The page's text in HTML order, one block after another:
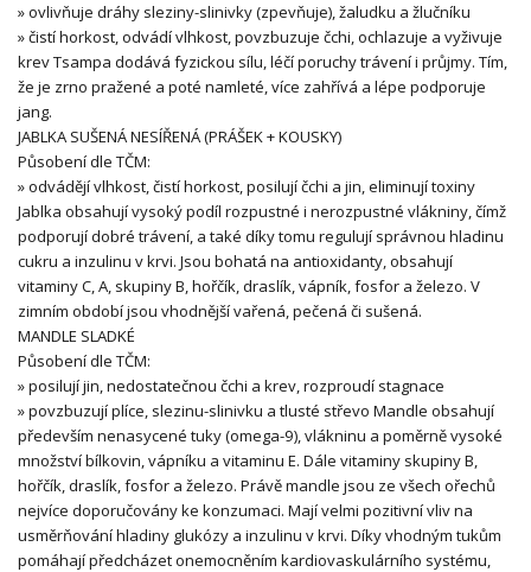
» ovlivňuje dráhy sleziny-slinivky (zpevňuje), žaludku a žlučníku
» čistí horkost, odvádí vlhkost, povzbuzuje čchi, ochlazuje a vyživuje
krev Tsampa dodává fyzickou sílu, léčí poruchy trávení i průjmy. Tím,
že je zrno pražené a poté namleté, více zahřívá a lépe podporuje
jang.
JABLKA SUŠENÁ NESÍŘENÁ (PRÁŠEK + KOUSKY)
Působení dle TČM:
» odvádějí vlhkost, čistí horkost, posilují čchi a jin, eliminují toxiny
Jablka obsahují vysoký podíl rozpustné i nerozpustné vlákniny, čímž
podporují dobré trávení, a také díky tomu regulují správnou hladinu
cukru a inzulinu v krvi. Jsou bohatá na antioxidanty, obsahují
vitaminy C, A, skupiny B, hořčík, draslík, vápník, fosfor a železo. V
zimním období jsou vhodnější vařená, pečená či sušená.
MANDLE SLADKÉ
Působení dle TČM:
» posilují jin, nedostatečnou čchi a krev, rozproudí stagnace
» povzbuzují plíce, slezinu-slinivku a tlusté střevo Mandle obsahují
především nenasycené tuky (omega-9), vlákninu a poměrně vysoké
množství bílkovin, vápníku a vitaminu E. Dále vitaminy skupiny B,
hořčík, draslík, fosfor a železo. Právě mandle jsou ze všech ořechů
nejvíce doporučovány ke konzumaci. Mají velmi pozitivní vliv na
usměrňování hladiny glukózy a inzulinu v krvi. Díky vhodným tukům
pomáhají předcházet onemocněním kardiovaskulárního systému,